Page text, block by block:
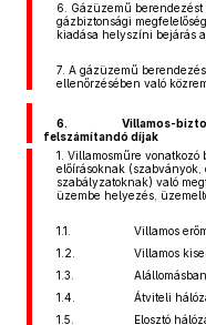
6. Gázüzemű
gázbiztonsági
kiadása helyszíni bejárás
7. A gázüzemű
ellenőrzésében való
6. Villamos-
felszámítandó díjak
1. Villamosműre
előírásoknak
szabályzatoknak) való
üzembe helyezés,
1.1. Villamos
1.2.
Villamos
1.3.
Alállomásban
1.4.
Átviteli
1.5.
Elosztó